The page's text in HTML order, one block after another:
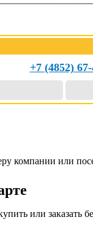
+7 (4852)
компании или
или заказать